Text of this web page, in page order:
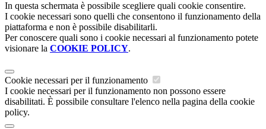
In questa schermata è possibile scegliere quali cookie consentire.
I cookie necessari sono quelli che consentono il funzionamento della
piattaforma e non è possibile disabilitarli.
Per conoscere quali sono i cookie necessari al funzionamento potete
visionare la COOKIE POLICY.
Cookie necessari per il funzionamento
I cookie necessari per il funzionamento non possono essere
disabilitati. È possibile consultare l'elenco nella pagina della cookie
policy.